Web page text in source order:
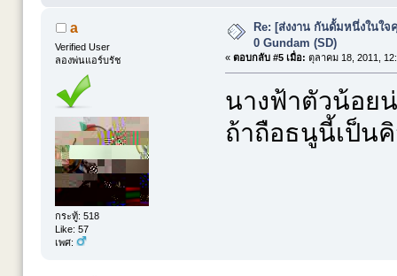
a
Verified User
ลองพ่นแอร์บรัช
กระทู้: 518
Like: 57
เพศ:
Re: [ส่งงาน กันดั้มหนึ่งในใ
0 Gundam (SD)
« ตอบกลับ #5 เมื่อ: ตุลาคม 18, 2011,
นางฟ้าตัวน้อย
ถ้าถือธนูนี้เป็น